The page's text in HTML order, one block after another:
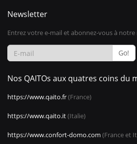
Newsletter
Entrez votre e-mail et abonnez-vous à
Go!
Nos QAITOs aux quatres coins du
https://www.qaito.fr(France)
https://www.qaito.it(Italie)
https://www.confort-domo.com (France et